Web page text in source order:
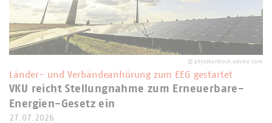
© ptyszku/stock.adobe.com
Länder- und Verbändeanhörung zum EEG gestartet
VKU reicht Stellungnahme zum Erneuerbare-
Energien-Gesetz ein
27.07.2026